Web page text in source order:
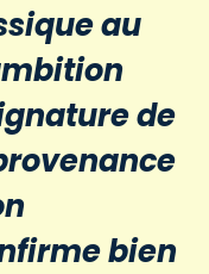
au
de
bien